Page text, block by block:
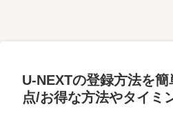
U-NEXTの登録方法を
点/お得な方法やタイミ